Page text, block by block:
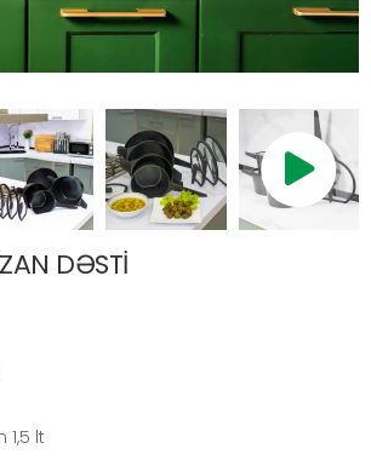
DƏSTİ
lt